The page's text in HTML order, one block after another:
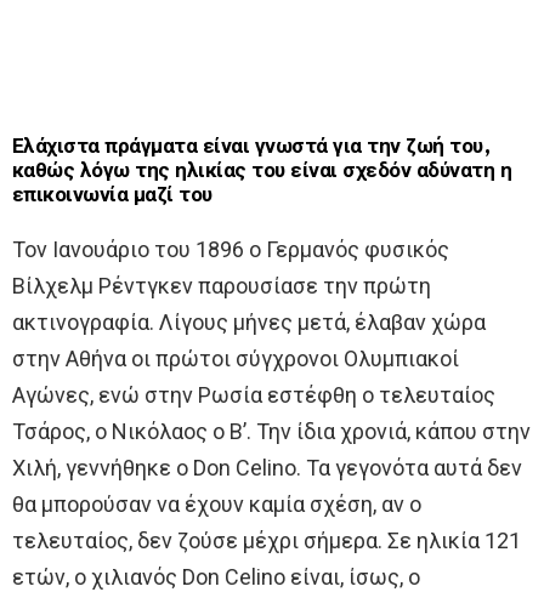
Ελάχιστα πράγματα είναι γνωστά για την ζωή του,
καθώς λόγω της ηλικίας του είναι σχεδόν αδύνατη η
επικοινωνία μαζί του
Τον Ιανουάριο του 1896 ο Γερμανός φυσικός
Βίλχελμ Ρέντγκεν παρουσίασε την πρώτη
ακτινογραφία. Λίγους μήνες μετά, έλαβαν χώρα
στην Αθήνα οι πρώτοι σύγχρονοι Ολυμπιακοί
Αγώνες, ενώ στην Ρωσία εστέφθη ο τελευταίος
Τσάρος, ο Νικόλαος ο Β’. Την ίδια χρονιά, κάπου στην
Χιλή, γεννήθηκε ο Don Celino. Τα γεγονότα αυτά δεν
θα μπορούσαν να έχουν καμία σχέση, αν ο
τελευταίος, δεν ζούσε μέχρι σήμερα. Σε ηλικία 121
ετών, ο χιλιανός Don Celino είναι, ίσως, ο